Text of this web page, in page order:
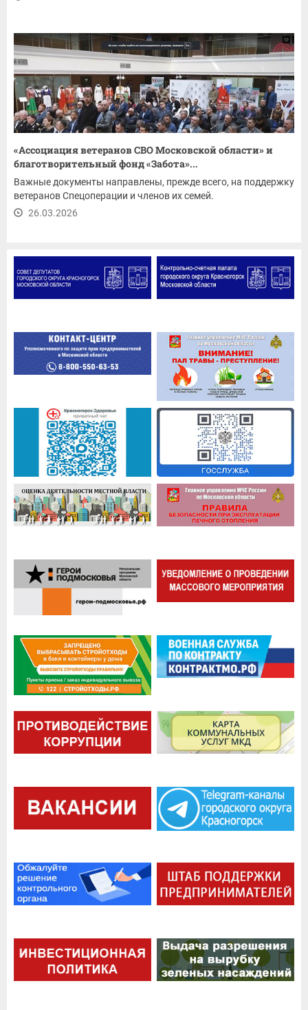
«Ассоциация ветеранов СВО Московской области» и
благотворительный фонд «Забота»...
Важные документы направлены, прежде всего, на поддержку
ветеранов Спецоперации и членов их семей.
26.03.2026